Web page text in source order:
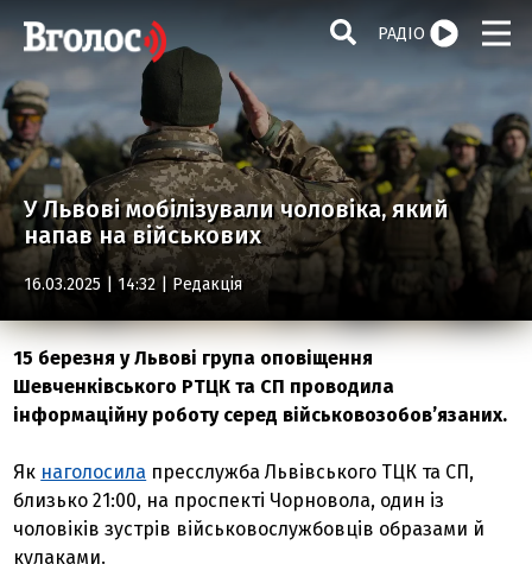
РАДІО
У Львові мобілізували чоловіка, який
напав на військових
16.03.2025 | 14:32 | Редакція
15 березня у Львові група оповіщення
Шевченківського РТЦК та СП проводила
інформаційну роботу серед військовозобов’язаних.
Як наголосила пресслужба Львівського ТЦК та СП,
близько 21:00, на проспекті Чорновола, один із
чоловіків зустрів військовослужбовців образами й
кулаками.